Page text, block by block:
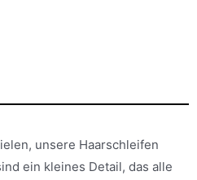
unsere Haarschleifen
ein kleines Detail, das alle